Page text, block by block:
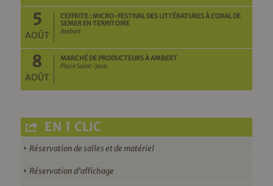
5
AOÛT
L’EFFRITE : MICRO-FESTIVAL DES LITTÉRATURES À L’ORAL DE
SEMER EN TERRITOIRE
Ambert
8
AOÛT
MARCHÉ DE PRODUCTEURS À AMBERT
Place Saint-Jean
EN 1 CLIC
Réservation de salles et de matériel
Réservation d’affichage